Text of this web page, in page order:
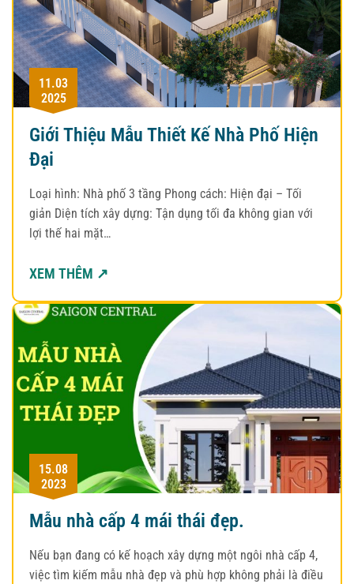
11.03
2025
Giới Thiệu Mẫu Thiết Kế Nhà Phố Hiện
Đại
Loại hình: Nhà phố 3 tầng Phong cách: Hiện đại – Tối
giản Diện tích xây dựng: Tận dụng tối đa không gian với
lợi thế hai mặt…
XEM THÊM ↗
15.08
2023
Mẫu nhà cấp 4 mái thái đẹp.
Nếu bạn đang có kế hoạch xây dựng một ngôi nhà cấp 4,
việc tìm kiếm mẫu nhà đẹp và phù hợp không phải là điều